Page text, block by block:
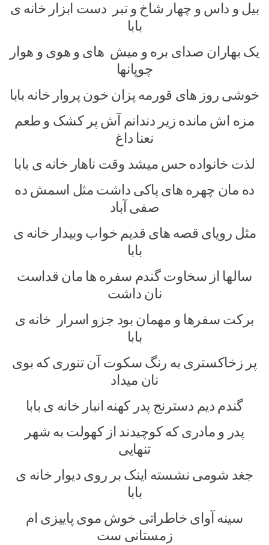
بیل و داس و چهار شاخ و تبر دست ابزار خانه ی
بابا
یک بهاران صدای بره و میش های و هوی و هوار
چوپانها
خوشی روز های قورمه پزان خون پروار خانه بابا
مزه اش مانده زیر دندانم آش پر کشک و طعم
نعنا داغ
لذت خانواده حس میشد وقت ناهار خانه ی بابا
ده مان چهره های پاکی داشت مثل اسمش ده
صفی آباد
مثل رویای قصه های قدیم خواب وبیدار خانه ی
بابا
سالها از سخاوت گندم سفره ها مان قداست
نان داشت
برکت سفرها و مهمان بود جزو اسرار خانه ی
بابا
پر زخاکستری به رنگ سکوت آن تنوری که بوی
نان میداد
گندم دیم دسترنج پدر کهنه انبار خانه ی بابا
پدر و مادری که کوچیدند از کهولت به شهر
تنهایی
جغد شومی نشسته اینک بر روی دیوار خانه ی
بابا
سینه آوای خاطراتی خوش موی پاییزی ام
زمستانی ست